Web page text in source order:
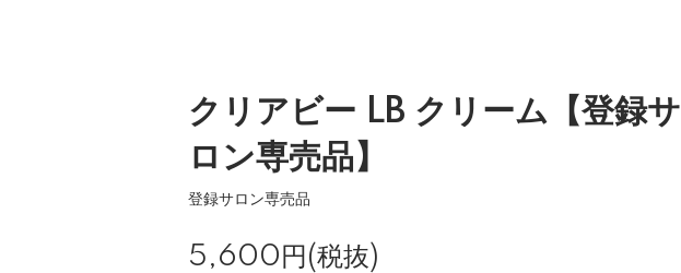
クリアビー LB クリーム【登録サ
ロン専売品】
登録サロン専売品
5,600円(税抜)